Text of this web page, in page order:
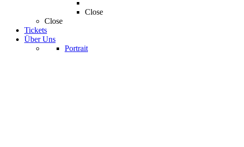
Close
Close
Tickets
Über Uns
Portrait